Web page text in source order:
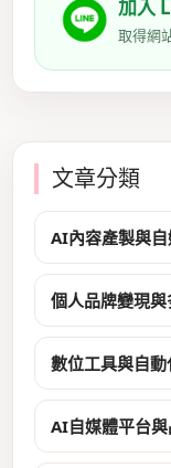
加入
取得網
文章分類
AI內容產製與
個人品牌變現
數位工具與自
AI自媒體平台